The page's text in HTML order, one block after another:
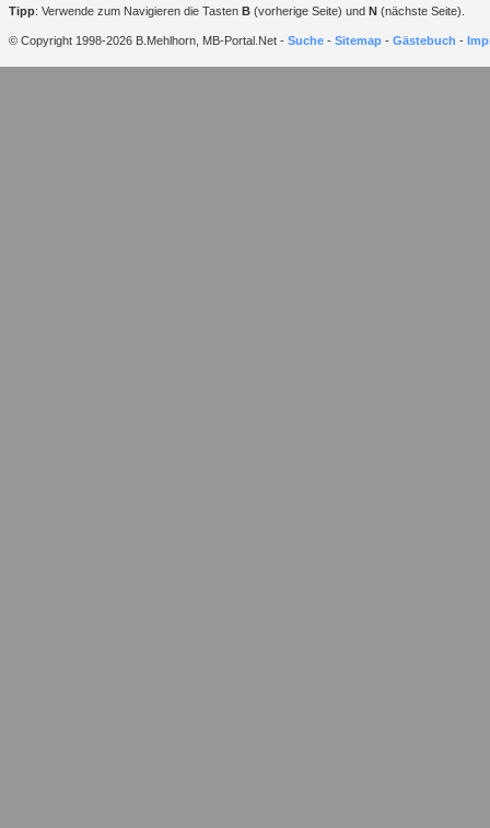
Tipp: Verwende zum Navigieren die Tasten B (vorherige Seite) und N (nächste Seite).
© Copyright 1998-2026 B.Mehlhorn, MB-Portal.Net - Suche - Sitemap - Gästebuch -